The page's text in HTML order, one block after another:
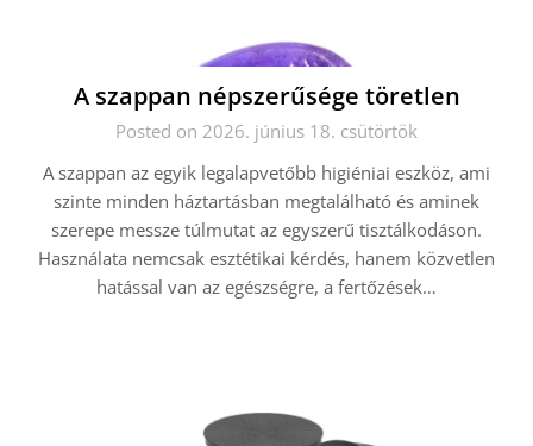
A szappan népszerűsége töretlen
Posted on 2026. június 18. csütörtök
A szappan az egyik legalapvetőbb higiéniai eszköz, ami
szinte minden háztartásban megtalálható és aminek
szerepe messze túlmutat az egyszerű tisztálkodáson.
Használata nemcsak esztétikai kérdés, hanem közvetlen
hatással van az egészségre, a fertőzések…